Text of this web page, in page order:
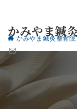
かみやま鍼
かみやま鍼灸整骨院